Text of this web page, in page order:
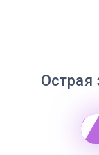
Острая